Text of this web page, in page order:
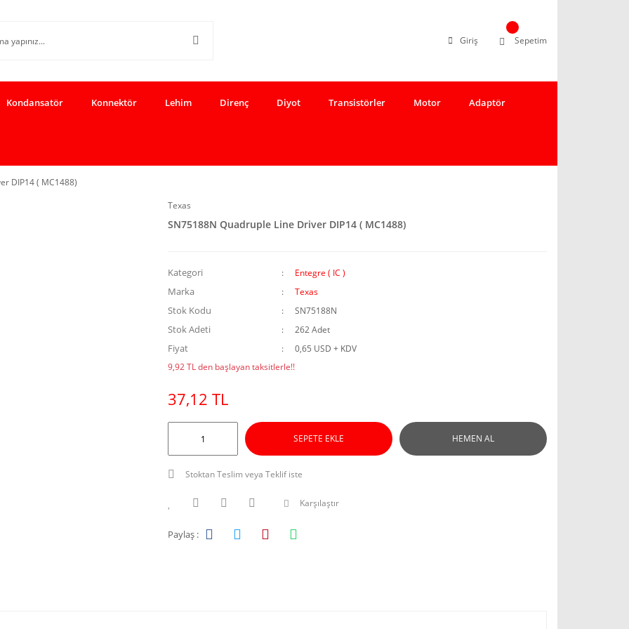
Giriş Sepetim
Kondansatör Konnektör Lehim Direnç Diyot Transistörler Motor Adaptör
DIP14 ( MC1488)
Texas
SN75188N Quadruple Line Driver DIP14 ( MC1488)
Kategori Entegre ( IC )
Marka Texas
Stok Kodu SN75188N
Stok Adeti 262 Adet
Fiyat
0,65 USD + KDV
9,92 TL den başlayan taksitlerle!!
37,12 TL
SEPETE EKLE HEMEN AL
Stoktan Teslim veya Teklif iste
Karşılaştır
Paylaş :